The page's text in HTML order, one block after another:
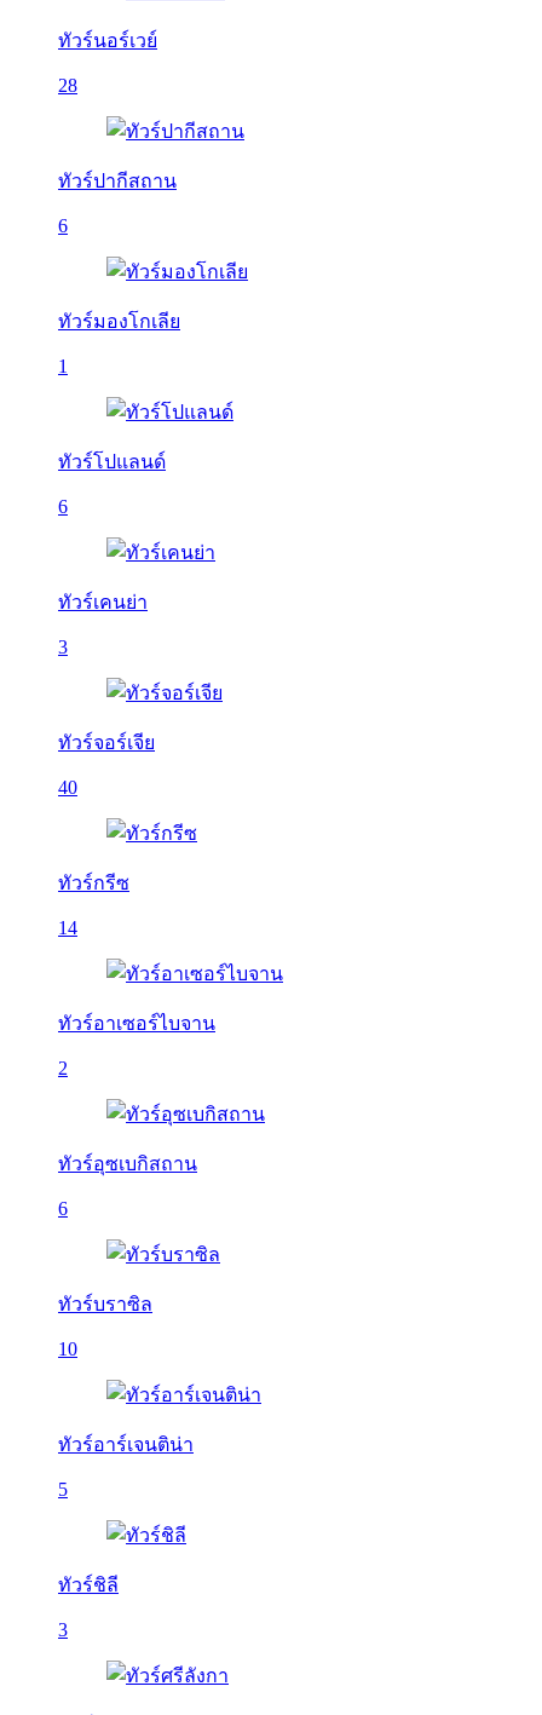
ทัวร์นอร์เวย์
28
ทัวร์ปากีสถาน
6
ทัวร์มองโกเลีย
1
ทัวร์โปแลนด์
6
ทัวร์เคนย่า
3
ทัวร์จอร์เจีย
40
ทัวร์กรีซ
14
ทัวร์อาเซอร์ไบจาน
2
ทัวร์อุซเบกิสถาน
6
ทัวร์บราซิล
10
ทัวร์อาร์เจนติน่า
5
ทัวร์ชิลี
3